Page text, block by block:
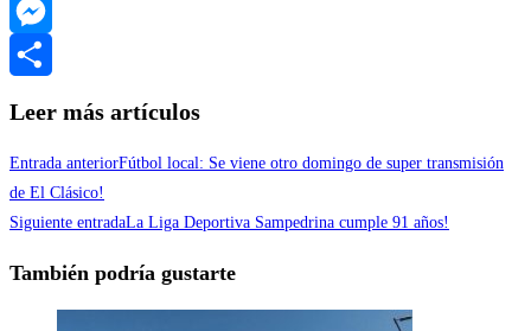
WhatsApp
Messenger
Leer más artículos
Entrada anteriorFútbol local: Se viene otro domingo de super transmisión
de El Clásico!
Siguiente entradaLa Liga Deportiva Sampedrina cumple 91 años!
También podría gustarte